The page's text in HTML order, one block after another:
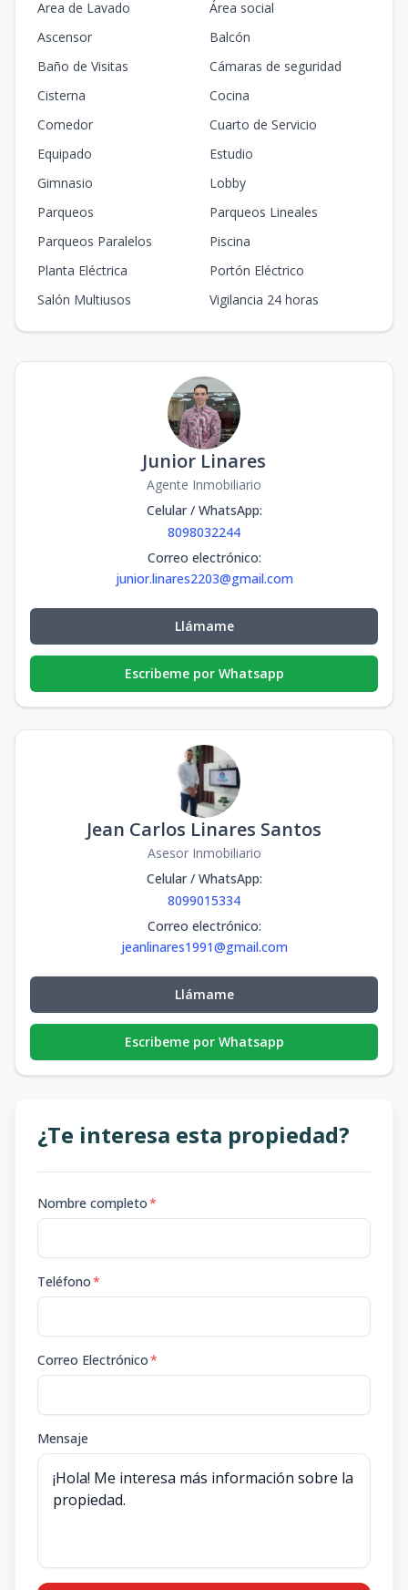
Area de Lavado
Área social
Ascensor
Balcón
Baño de Visitas
Cámaras de seguridad
Cisterna
Cocina
Comedor
Cuarto de Servicio
Equipado
Estudio
Gimnasio
Lobby
Parqueos
Parqueos Lineales
Parqueos Paralelos
Piscina
Planta Eléctrica
Portón Eléctrico
Salón Multiusos
Vigilancia 24 horas
Junior Linares
Agente Inmobiliario
Celular / WhatsApp:
8098032244
Correo electrónico:
junior.linares2203@gmail.com
Llámame
Escribeme por Whatsapp
Jean Carlos Linares Santos
Asesor Inmobiliario
Celular / WhatsApp:
8099015334
Correo electrónico:
jeanlinares1991@gmail.com
Llámame
Escribeme por Whatsapp
¿Te interesa esta propiedad?
Nombre completo*
Teléfono*
Correo Electrónico*
Mensaje